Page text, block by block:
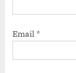
Email *